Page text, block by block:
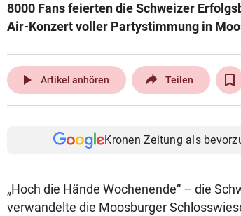
8000 Fans feierten die Schweizer
Air-Konzert voller Partystimmung in
play_arrow Artikel anhören Teilen
Kronen Zeitung als
„Hoch die Hände Wochenende“ – die
verwandelte die Moosburger